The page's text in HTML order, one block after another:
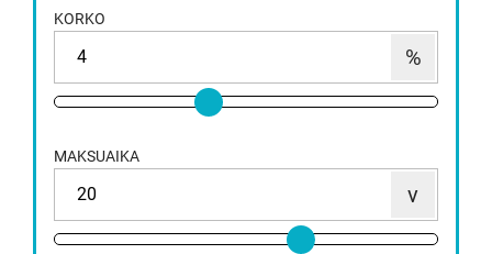
KORKO
MAKSUAIKA